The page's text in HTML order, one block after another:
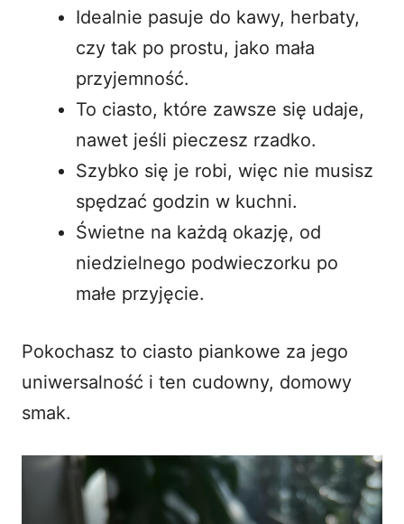
Idealnie pasuje do kawy, herbaty,
czy tak po prostu, jako mała
przyjemność.
To ciasto, które zawsze się udaje,
nawet jeśli pieczesz rzadko.
Szybko się je robi, więc nie musisz
spędzać godzin w kuchni.
Świetne na każdą okazję, od
niedzielnego podwieczorku po
małe przyjęcie.
Pokochasz to ciasto piankowe za jego
uniwersalność i ten cudowny, domowy
smak.